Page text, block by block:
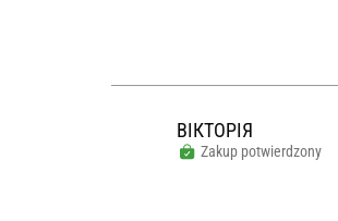
ВІКТОРІЯ
Zakup potwierdzony